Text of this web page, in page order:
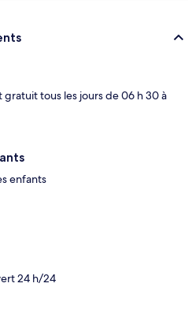
tous les jours de 06 h 30 à
enfants
24 h/24